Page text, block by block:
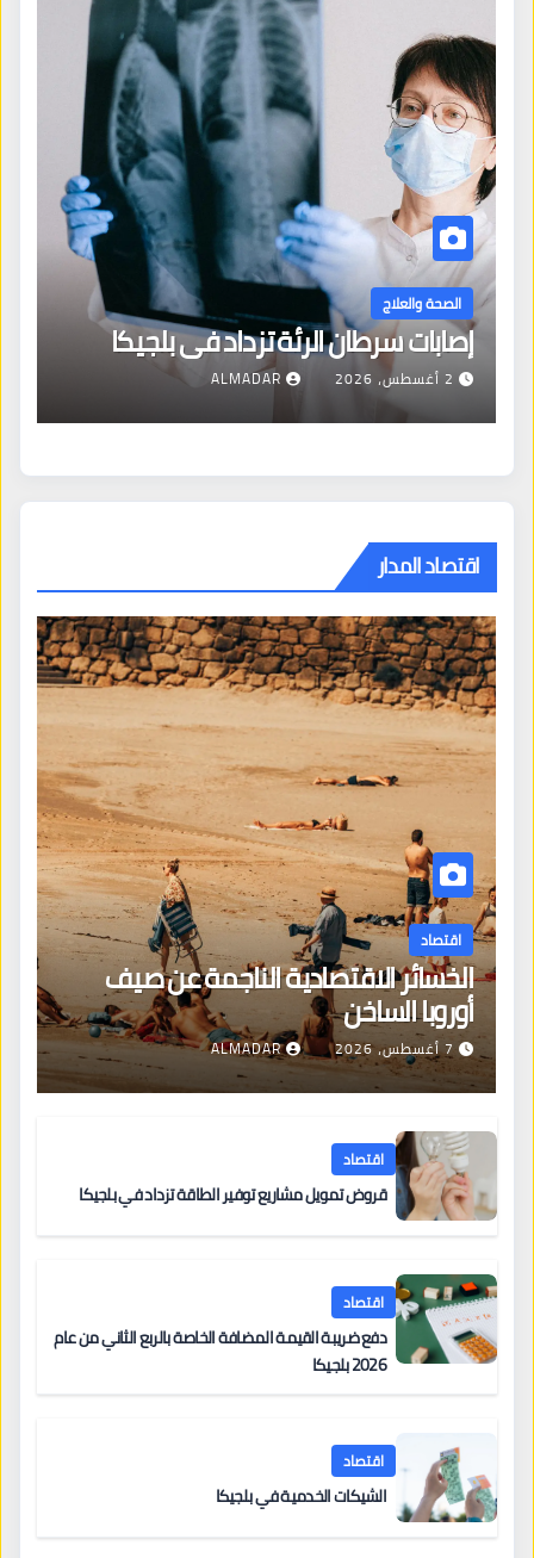
الصحة والعلاج
إصابات سرطان الرئة تزداد في بلجيكا
2 أغسطس، 2026 ALMADAR
اقتصاد المدار
اقتصاد
الخسائر الاقتصادية الناجمة عن صيف
أوروبا الساخن
7 أغسطس، 2026 ALMADAR
اقتصاد
قروض تمويل مشاريع توفير الطاقة تزداد في بلجيكا
اقتصاد
دفع ضريبة القيمة المضافة الخاصة بالربع الثاني من عام
2026 بلجيكا
اقتصاد
الشيكات الخدمية في بلجيكا